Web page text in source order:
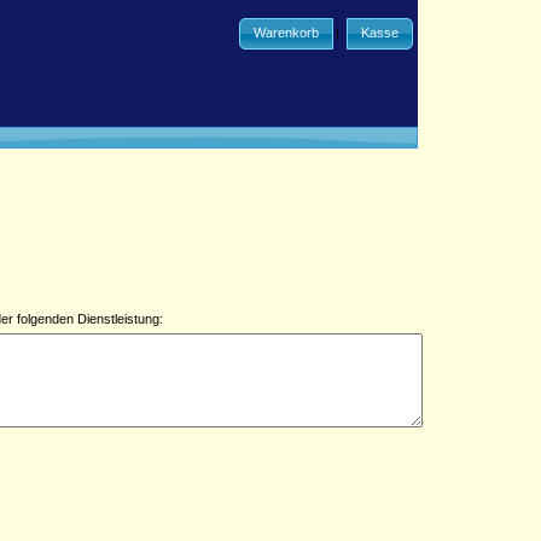
Warenkorb | Kasse
folgenden Dienstleistung: